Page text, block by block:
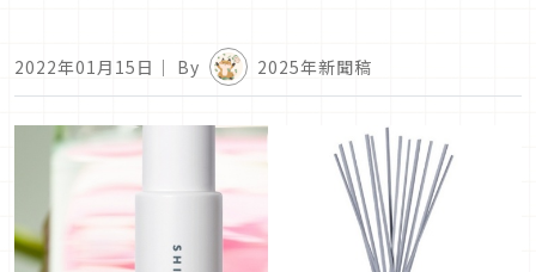
2022年01月15日 ｜ By 2025年新聞稿